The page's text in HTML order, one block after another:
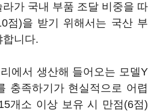
가 국내 부품 조달 비중을 따
점)을 받기 위해서는 국산 부
합니다.
에서 생산해 들어오는 모델Y
충족하기가 현실적으로 어렵
개소 이상 보유 시 만점(6점)